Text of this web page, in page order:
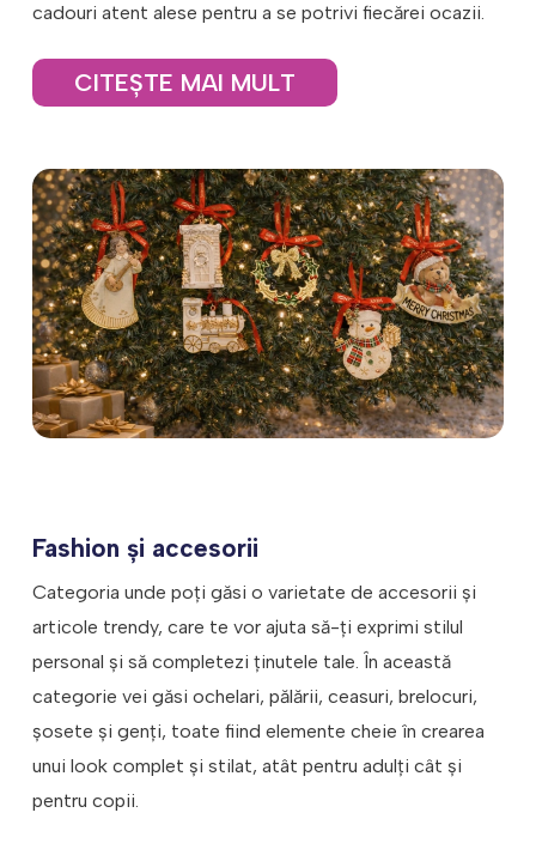
cadouri atent alese pentru a se potrivi fiecărei ocazii.
CITEŞTE MAI MULT
de Crăciun, acestea pot varia considerabil,
dar toate adaugă farmec și spirit sărbătoresc
casei. Iată câteva elemente comune:
Figurine pentru Crăciun – Acestea
includ statuete ale lui Moș Crăciun, reni,
îngeri, și scena Nașterii, plasate în
diferite puncte focalizatoare ale casei.
Șosete de Crăciun – Atârnate de
șemineu sau pe pereți, aceste șosete
colorate sunt destinate așteptării
surprizelor de la Moș Crăciun.
decorativă, lumânări și aranjamente
Fiecare dintre aceste elemente
contribuie la crearea unei atmosfere
festive și calde, întâmpinând spiritul
Crăciunului în fiecare colț al casei.
Aceste ornamente nu doar că
înfrumusețează, dar ajută la crearea unui
cadru memorabil pentru sărbătorile în
familie.
Cadouri de Valentine’s Day: Produse menite
Fashion și accesorii
Categoria unde poți găsi o varietate de accesorii și
articole trendy, care te vor ajuta să-ți exprimi stilul
personal și să completezi ținutele tale. În această
categorie vei găsi ochelari, pălării, ceasuri, brelocuri,
șosete și genți, toate fiind elemente cheie în crearea
unui look complet și stilat, atât pentru adulţi cât şi
pentru copii.